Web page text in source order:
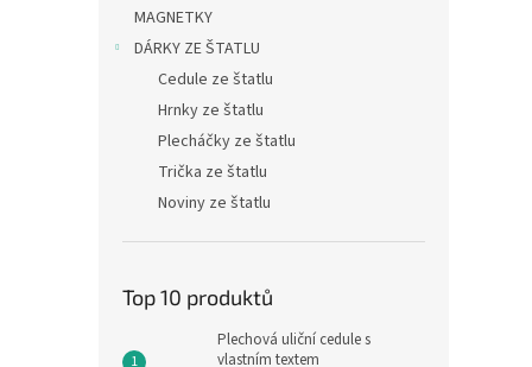
MAGNETKY
DÁRKY ZE ŠTATLU
Cedule ze štatlu
Hrnky ze štatlu
Plecháčky ze štatlu
Trička ze štatlu
Noviny ze štatlu
Top 10 produktů
Plechová uliční cedule s
vlastním textem